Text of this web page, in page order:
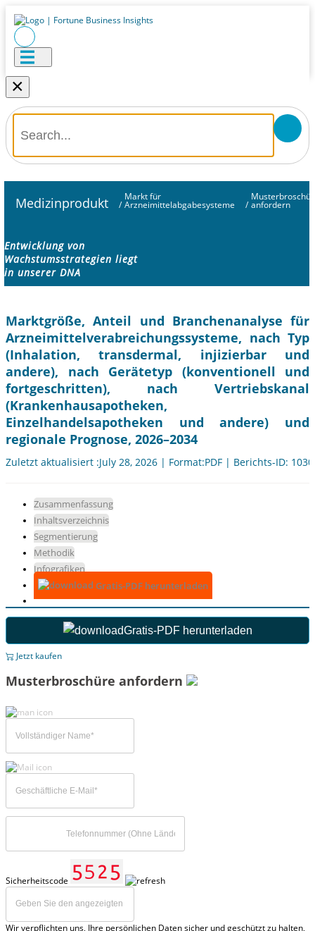
×
Medizinprodukt /
Markt für
Arzneimittelabgabesysteme / anfordern
Entwicklung von
Wachstumsstrategien liegt
in unserer DNA
Marktgröße, Anteil und Branchenanalyse für
Arzneimittelverabreichungssysteme, nach Typ
(Inhalation, transdermal, injizierbar und
andere), nach Gerätetyp (konventionell und
fortgeschritten), nach Vertriebskanal
(Krankenhausapotheken,
Einzelhandelsapotheken und andere) und
regionale Prognose, 2026–2034
Zuletzt aktualisiert :July 28, 2026 | Format:PDF | Berichts-ID:
Zusammenfassung
Inhaltsverzeichnis
Segmentierung
Methodik
Infografiken
Gratis-PDF herunterladen
Gratis-PDF herunterladen
Jetzt kaufen
Musterbroschüre anfordern
Sicherheitscode
Wir verpflichten uns, Ihre persönlichen Daten sicher und geschützt zu halten,